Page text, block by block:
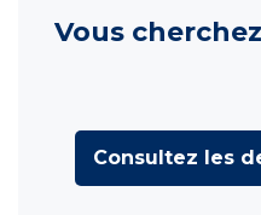
Vous
Consultez les